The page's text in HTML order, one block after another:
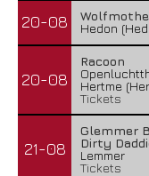
20-08
Hedon
20-08
Racoon
Hertme
Tickets
21-08
Glemmer
Dirty
Lemmer
Tickets